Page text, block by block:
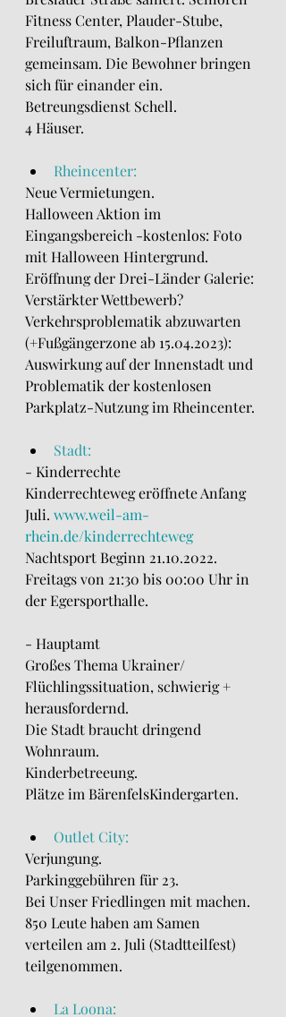
Fitness Center, Plauder-Stube,
Freiluftraum, Balkon-Pflanzen
gemeinsam. Die Bewohner bringen
sich für einander ein.
Betreungsdienst Schell.
4 Häuser.
Rheincenter:
Neue Vermietungen.
Halloween Aktion im
Eingangsbereich -kostenlos: Foto
mit Halloween Hintergrund.
Eröffnung der Drei-Länder Galerie:
Verstärkter Wettbewerb?
Verkehrsproblematik abzuwarten
(+Fußgängerzone ab 15.04.2023):
Auswirkung auf der Innenstadt und
Problematik der kostenlosen
Parkplatz-Nutzung im Rheincenter.
Stadt:
- Kinderrechte
Kinderrechteweg eröffnete Anfang
Juli. www.weil-am-
rhein.de/kinderrechteweg
Nachtsport Beginn 21.10.2022.
Freitags von 21:30 bis 00:00 Uhr in
der Egersporthalle.
- Hauptamt
Großes Thema Ukrainer/
Flüchlingssituation, schwierig +
herausfordernd.
Die Stadt braucht dringend
Wohnraum.
Kinderbetreeung.
Plätze im BärenfelsKindergarten.
Outlet City:
Verjungung.
Parkinggebühren für 23.
Bei Unser Friedlingen mit machen.
850 Leute haben am Samen
verteilen am 2. Juli (Stadtteilfest)
teilgenommen.
La Loona: